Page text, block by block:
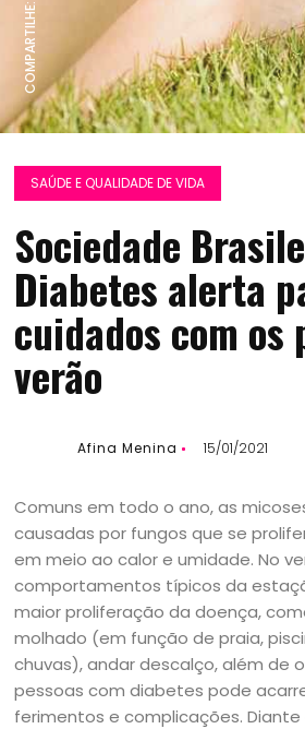
COMPARTILHE:
SAÚDE E QUALIDADE DE VIDA
Sociedade
Diabetes alerta
cuidados com os
verão
Afina Menina 15/01/2021
Comuns em todo o ano, as
causadas por fungos que se
em meio ao calor e umidade. No
comportamentos típicos da
maior proliferação da doença,
molhado (em função de praia,
chuvas), andar descalço, além de
pessoas com diabetes pode
ferimentos e complicações.